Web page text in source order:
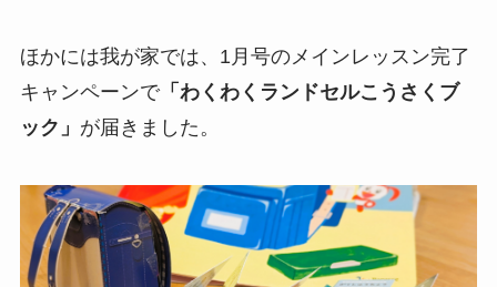
ほかには我が家では、1月号のメインレッスン完了
キャンペーンで「わくわくランドセルこうさくブ
ック」 が届きました。